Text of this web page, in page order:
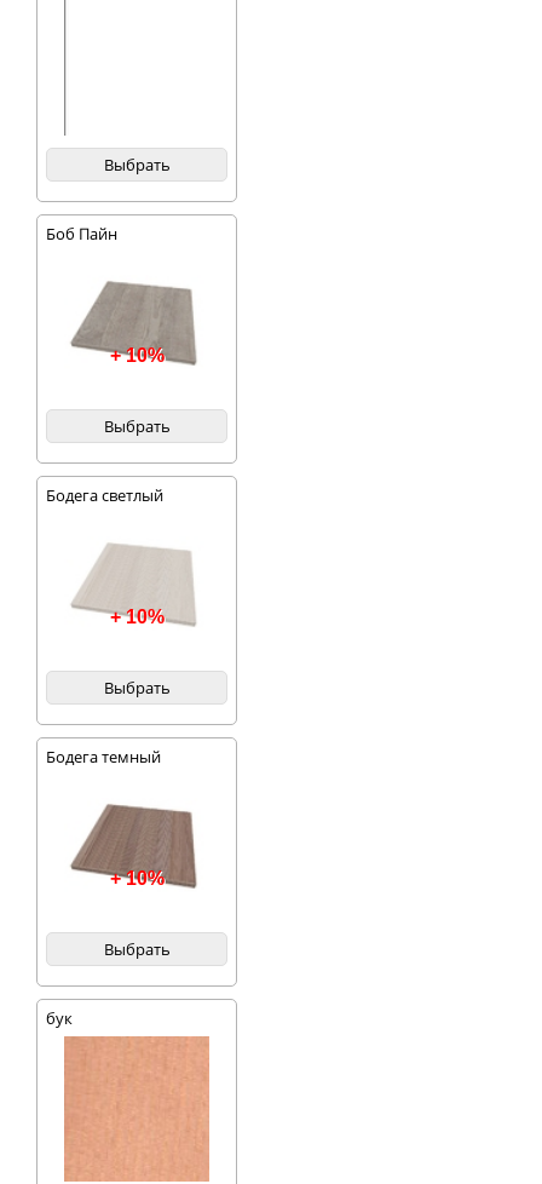
Выбрать
Боб Пайн
+ 10%
Выбрать
Бодега светлый
+ 10%
Выбрать
Бодега темный
+ 10%
Выбрать
бук